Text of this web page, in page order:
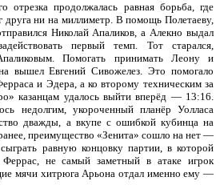
отрезка продолжалась равная борьба, где
друга ни на миллиметр. В помощь Полетаеву,
Николай Апаликов, а Алекно выдал
первый темп. Тот старался,
Помогать принимать Леону и
вышел Евгений Сивожелез. Это помогало
и Эдера, а ко второму техническим за
казанцам удалось выйти вперёд — 13:16.
недолгим, укороченный планёр Уолласа
дважды, а вкупе с ошибкой кубинца на
преимущество «Зенита» сошло на нет —
равную концовку партии, в которой
Феррас, не самый заметный в атаке игрок
мячи хитрюга Арьона отдал именно ему —